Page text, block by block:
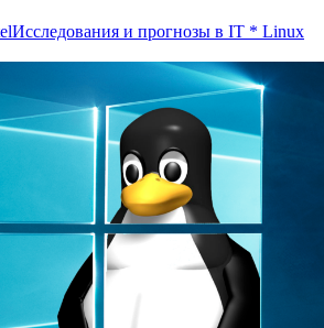
Исследования и прогнозы в IT * Linux